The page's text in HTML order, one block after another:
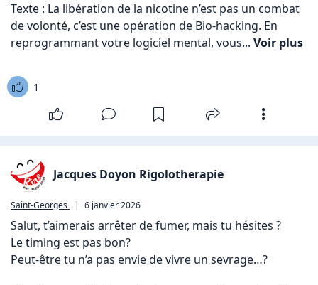
Texte : La libération de la nicotine n’est pas un combat
de volonté, c’est une opération de Bio-hacking. En
reprogrammant votre logiciel mental, vous... Voir plus
1
Jacques Doyon Rigolotherapie
Saint-Georges | 6 janvier 2026
Salut, t’aimerais arrêter de fumer, mais tu hésites ?
Le timing est pas bon?
Peut-être tu n’a pas envie de vivre un sevrage…?